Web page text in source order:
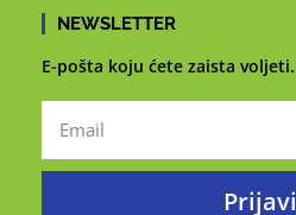
NEWSLETTER
E-pošta koju ćete zaista voljeti.
Prijavi